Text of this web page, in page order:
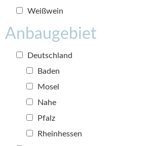
Weißwein
Anbaugebiet
Deutschland
Baden
Mosel
Nahe
Pfalz
Rheinhessen